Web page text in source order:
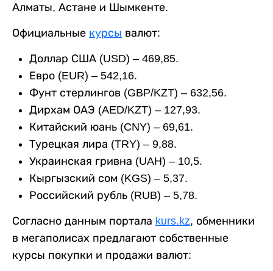
Алматы, Астане и Шымкенте.
Официальные курсы валют:
Доллар США (USD) – 469,85.
Евро (EUR) – 542,16.
Фунт стерлингов (GBP/KZT) – 632,56.
Дирхам ОАЭ (AED/KZT) – 127,93.
Китайский юань (CNY) – 69,61.
Турецкая лира (TRY) – 9,88.
Украинская гривна (UAH) – 10,5.
Кыргызский сом (KGS) – 5,37.
Российский рубль (RUB) – 5,78.
Согласно данным портала kurs.kz, обменники
в мегаполисах предлагают собственные
курсы покупки и продажи валют: